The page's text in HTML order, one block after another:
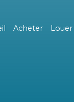
Acheter Louer